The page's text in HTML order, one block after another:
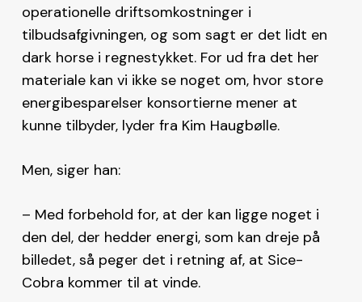
operationelle driftsomkostninger i
tilbudsafgivningen, og som sagt er det lidt en
dark horse i regnestykket. For ud fra det her
materiale kan vi ikke se noget om, hvor store
energibesparelser konsortierne mener at
kunne tilbyder, lyder fra Kim Haugbølle.
Men, siger han:
– Med forbehold for, at der kan ligge noget i
den del, der hedder energi, som kan dreje på
billedet, så peger det i retning af, at Sice-
Cobra kommer til at vinde.